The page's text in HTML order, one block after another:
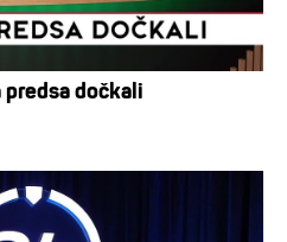
predsa dočkali